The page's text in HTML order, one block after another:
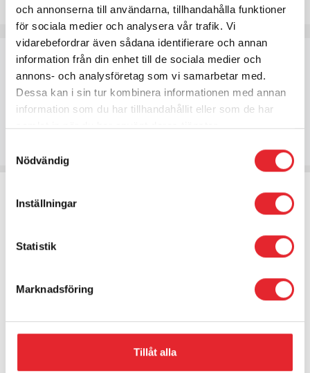
och annonserna till användarna, tillhandahålla funktioner
för sociala medier och analysera vår trafik. Vi
vidarebefordrar även sådana identifierare och annan
information från din enhet till de sociala medier och
annons- och analysföretag som vi samarbetar med.
Dessa kan i sin tur kombinera informationen med annan
information som du har tillhandahållit eller som de har
samlat in när du har använt deras tjänster.
Nödvändig
Inställningar
Statistik
Marknadsföring
Tillåt alla
”Nu kan jag själv bestämma vem som får komma in
till mig”.